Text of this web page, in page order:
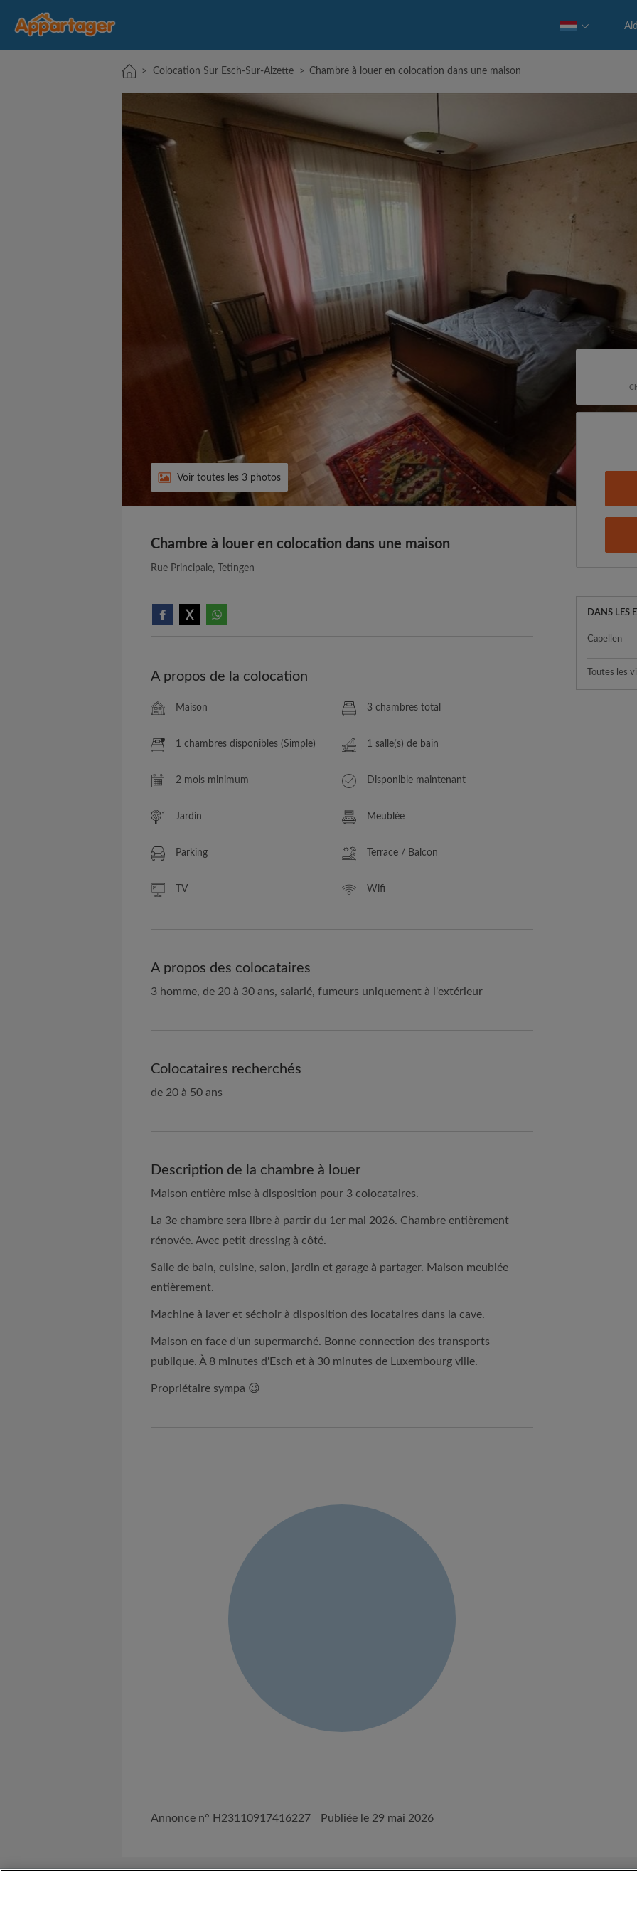
> Colocation Sur Esch-Sur-Alzette > Chambre à louer en colocation dans une maison
Voir toutes les 3 photos
Chambre à louer en colocation dans une maison
Rue Principale, Tetingen
A propos de la colocation
Maison 3 chambres total
1 chambres disponibles (Simple) 1 salle(s) de bain
2 mois minimum Disponible maintenant
Jardin Meublée
Parking Terrace / Balcon
TV Wifi
A propos des colocataires
3 homme, de 20 à 30 ans, salarié, fumeurs uniquement à l'extérieur
Colocataires recherchés
de 20 à 50 ans
Description de la chambre à louer
Maison entière mise à disposition pour 3 colocataires.
La 3e chambre sera libre à partir du 1er mai 2026. Chambre entièrement
rénovée. Avec petit dressing à côté.
Salle de bain, cuisine, salon, jardin et garage à partager. Maison meublée
entièrement.
Machine à laver et séchoir à disposition des locataires dans la cave.
Maison en face d'un supermarché. Bonne connection des transports
publique. À 8 minutes d'Esch et à 30 minutes de Luxembourg ville.
Propriétaire sympa 😉
Annonce n° H23110917416227 Publiée le 29 mai 2026
DANS LES
Capellen
Toutes les